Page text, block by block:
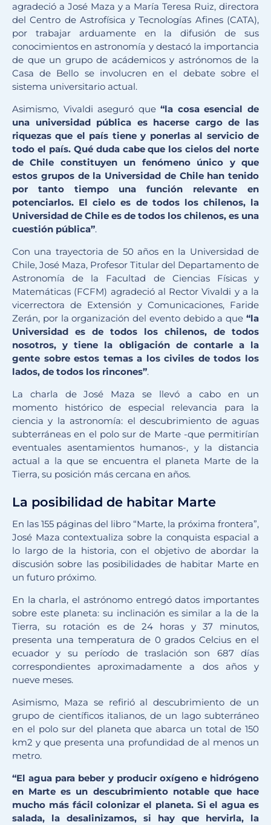
agradeció a José Maza y a María Teresa Ruiz, directora
del Centro de Astrofísica y Tecnologías Afines (CATA),
por trabajar arduamente en la difusión de sus
conocimientos en astronomía y destacó la importancia
de que un grupo de acádemicos y astrónomos de la
Casa de Bello se involucren en el debate sobre el
sistema universitario actual.
Asimismo, Vivaldi aseguró que“la cosa esencial de
una universidad pública es hacerse cargo de las
riquezas que el país tiene y ponerlas al servicio de
todo el país. Qué duda cabe que los cielos del norte
de Chile constituyen un fenómeno único y que
estos grupos de la Universidad de Chile han tenido
por tanto tiempo una función relevante en
potenciarlos. El cielo es de todos los chilenos, la
Universidad de Chile es de todos los chilenos, es una
cuestión pública”.
Con una trayectoria de 50 años en la Universidad de
Chile, José Maza, Profesor Titular del Departamento de
Astronomía de la Facultad de Ciencias Físicas y
Matemáticas (FCFM) agradeció al Rector Vivaldi y a la
vicerrectora de Extensión y Comunicaciones, Faride
Zerán, por la organización del evento debido a que “la
Universidad es de todos los chilenos, de todos
nosotros, y tiene la obligación de contarle a la
gente sobre estos temas a los civiles de todos los
lados, de todos los rincones”.
La charla de José Maza se llevó a cabo en un
momento histórico de especial relevancia para la
ciencia y la astronomía: el descubrimiento de aguas
subterráneas en el polo sur de Marte -que permitirían
eventuales asentamientos humanos-, y la distancia
actual a la que se encuentra el planeta Marte de la
Tierra, su posición más cercana en años.
La posibilidad de habitar Marte
En las 155 páginas del libro “Marte, la próxima frontera”,
José Maza contextualiza sobre la conquista espacial a
lo largo de la historia, con el objetivo de abordar la
discusión sobre las posibilidades de habitar Marte en
un futuro próximo.
En la charla, el astrónomo entregó datos importantes
sobre este planeta: su inclinación es similar a la de la
Tierra, su rotación es de 24 horas y 37 minutos,
presenta una temperatura de 0 grados Celcius en el
ecuador y su período de traslación son 687 días
correspondientes aproximadamente a dos años y
nueve meses.
Asimismo, Maza se refirió al descubrimiento de un
grupo de científicos italianos, de un lago subterráneo
en el polo sur del planeta que abarca un total de 150
km2 y que presenta una profundidad de al menos un
metro.
“El agua para beber y producir oxígeno e hidrógeno
en Marte es un descubrimiento notable que hace
mucho más fácil colonizar el planeta. Si el agua es
salada, la desalinizamos, si hay que hervirla, la